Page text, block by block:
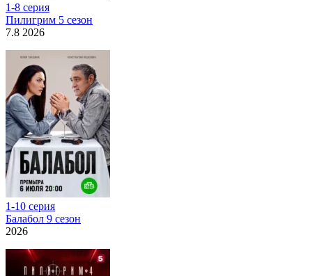
1-8 серия
Пилигрим 5 сезон
7.8 2026
1-10 серия
Балабол 9 сезон
2026